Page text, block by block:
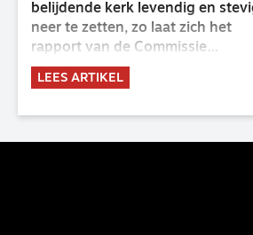
belijdende kerk levendig en
neer te zetten, zo laat zich het
rapport van de Commissie
Belijdende Kerk (CBK) lezen. Deze
commissie is al sinds de
2023 de opdracht om haar
LEES ARTIKEL